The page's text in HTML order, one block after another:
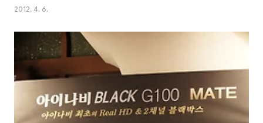
메라), 그리고 케이블 3가지가 포함되어 있었습니다 케이블은 1.상시전원용 케
용 케이블(짧은선) 이 포함되있었습니다ㅎㅎ G100을 개봉해보았습니다 열자
마자 제품이 바로 보이도록 해놨네요ㅎ 안의 구성품을 한번 볼까요? 포함되어
있는 모든 구성품을 꺼내보았습니다 간단하게 꼭 필요한 것들만 포함이 되어있
습니다 G100 본체, 설명서, 거치대, 마이크로SD 메모리(8G), 예비용 스티커,
시거잭 연결용 전원케이블 이..
2012. 4. 6.